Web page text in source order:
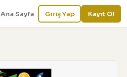
Ana Sayfa Giriş Yap Kayıt Ol